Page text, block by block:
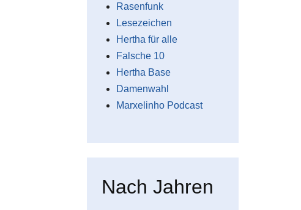
Rasenfunk
Lesezeichen
Hertha für alle
Falsche 10
Hertha Base
Damenwahl
Marxelinho Podcast
Nach Jahren